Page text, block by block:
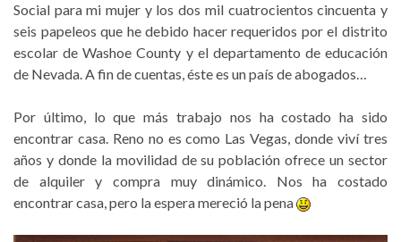
Social para mi mujer y los dos mil cuatrocientos cincuenta y
seis papeleos que he debido hacer requeridos por el distrito
escolar de Washoe County y el departamento de educación
de Nevada. A fin de cuentas, éste es un país de abogados…
Por último, lo que más trabajo nos ha costado ha sido
encontrar casa. Reno no es como Las Vegas, donde viví tres
años y donde la movilidad de su población ofrece un sector
de alquiler y compra muy dinámico. Nos ha costado
encontrar casa, pero la espera mereció la pena